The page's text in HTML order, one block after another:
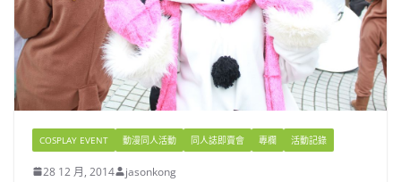
COSPLAY EVENT 動漫同人活動 同人誌即賣會 專欄 活動記錄
28 12 月, 2014 jasonkong